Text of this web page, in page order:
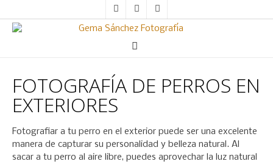
FOTOGRAFÍA DE PERROS EN
EXTERIORES
Fotografiar a tu perro en el exterior puede ser una excelente
manera de capturar su personalidad y belleza natural. Al
sacar a tu perro al aire libre, puedes aprovechar la luz natural